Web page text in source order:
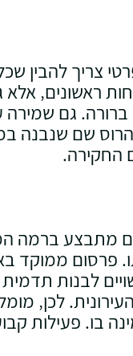
צריך להבין
ראשונים‚
גם
שם שנבנה
החקירה.
מתבצע ברמה
פרסום ממוקד
לבנות
לכן‚
בו. פעילות